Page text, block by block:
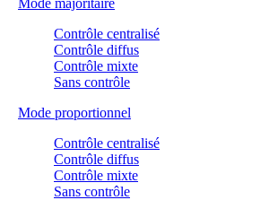
Contrôle centralisé
Contrôle diffus
Contrôle mixte
Sans contrôle
Mode proportionnel
Contrôle centralisé
Contrôle diffus
Contrôle mixte
Sans contrôle